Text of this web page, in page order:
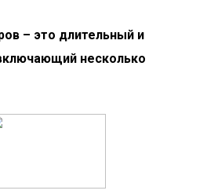
– это длительный и
несколько